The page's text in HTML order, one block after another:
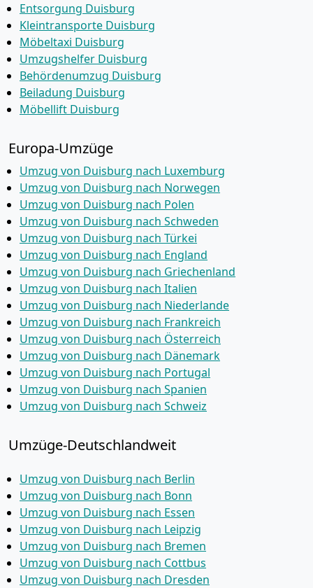
Entsorgung Duisburg
Kleintransporte Duisburg
Möbeltaxi Duisburg
Umzugshelfer Duisburg
Behördenumzug Duisburg
Beiladung Duisburg
Möbellift Duisburg
Europa-Umzüge
Umzug von Duisburg nach Luxemburg
Umzug von Duisburg nach Norwegen
Umzug von Duisburg nach Polen
Umzug von Duisburg nach Schweden
Umzug von Duisburg nach Türkei
Umzug von Duisburg nach England
Umzug von Duisburg nach Griechenland
Umzug von Duisburg nach Italien
Umzug von Duisburg nach Niederlande
Umzug von Duisburg nach Frankreich
Umzug von Duisburg nach Österreich
Umzug von Duisburg nach Dänemark
Umzug von Duisburg nach Portugal
Umzug von Duisburg nach Spanien
Umzug von Duisburg nach Schweiz
Umzüge-Deutschlandweit
Umzug von Duisburg nach Berlin
Umzug von Duisburg nach Bonn
Umzug von Duisburg nach Essen
Umzug von Duisburg nach Leipzig
Umzug von Duisburg nach Bremen
Umzug von Duisburg nach Cottbus
Umzug von Duisburg nach Dresden